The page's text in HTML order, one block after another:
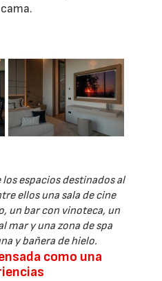
espacios destinados al
ellos una sala de cine
un bar con vinoteca, un
mar y una zona de spa
y bañera de hielo.
como una